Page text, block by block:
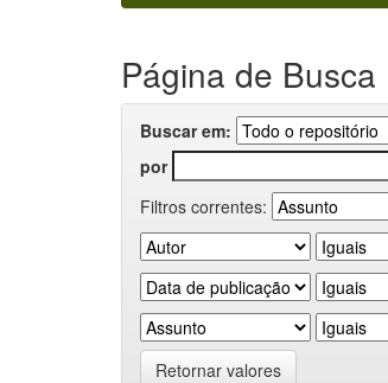
Página de Busca
Buscar em:
por
Filtros correntes:
Retornar valores